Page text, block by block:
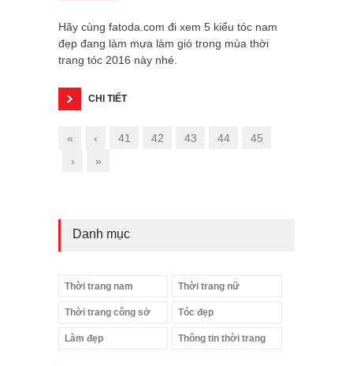
Hãy cùng fatoda.com đi xem 5 kiểu tóc nam
đẹp đang làm mưa làm gió trong mùa thời
trang tóc 2016 này nhé.
CHI TIẾT
« ‹ 41 42 43 44
45
›
»
Danh mục
Thời trang nam Thời trang nữ
Thời trang công sở Tóc đẹp
Làm đẹp Thông tin thời trang